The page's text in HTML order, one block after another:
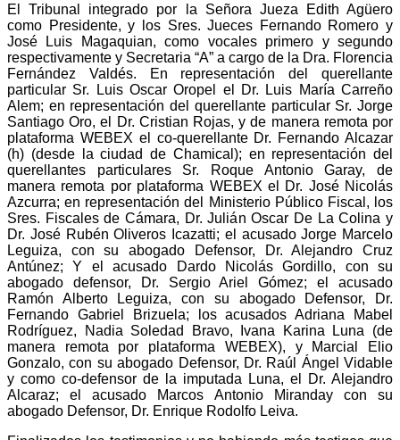
El Tribunal integrado por la Señora Jueza Edith Agüero
como Presidente, y los Sres. Jueces Fernando Romero y
José Luis Magaquian, como vocales primero y segundo
respectivamente y Secretaria “A” a cargo de la Dra. Florencia
Fernández Valdés. En representación del querellante
particular Sr. Luis Oscar Oropel el Dr. Luis María Carreño
Alem; en representación del querellante particular Sr. Jorge
Santiago Oro, el Dr. Cristian Rojas, y de manera remota por
plataforma WEBEX el co-querellante Dr. Fernando Alcazar
(h) (desde la ciudad de Chamical); en representación del
querellantes particulares Sr. Roque Antonio Garay, de
manera remota por plataforma WEBEX el Dr. José Nicolás
Azcurra; en representación del Ministerio Público Fiscal, los
Sres. Fiscales de Cámara, Dr. Julián Oscar De La Colina y
Dr. José Rubén Oliveros Icazatti; el acusado Jorge Marcelo
Leguiza, con su abogado Defensor, Dr. Alejandro Cruz
Antúnez; Y el acusado Dardo Nicolás Gordillo, con su
abogado defensor, Dr. Sergio Ariel Gómez; el acusado
Ramón Alberto Leguiza, con su abogado Defensor, Dr.
Fernando Gabriel Brizuela; los acusados Adriana Mabel
Rodríguez, Nadia Soledad Bravo, Ivana Karina Luna (de
manera remota por plataforma WEBEX), y Marcial Elio
Gonzalo, con su abogado Defensor, Dr. Raúl Ángel Vidable
y como co-defensor de la imputada Luna, el Dr. Alejandro
Alcaraz; el acusado Marcos Antonio Miranday con su
abogado Defensor, Dr. Enrique Rodolfo Leiva.